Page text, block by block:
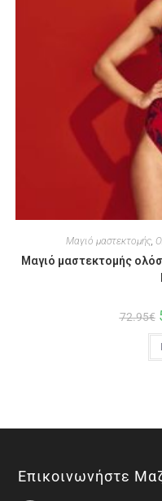
Μαγιό μαστεκτομής,
Μαγιό μαστεκτομής
72.95€
Επικοινωνήστε